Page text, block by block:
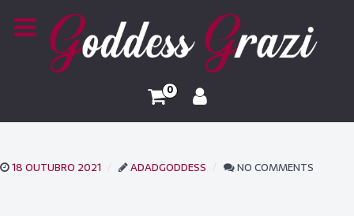
0
18 OUTUBRO 2021 ADADGODDESS NO COMMENTS